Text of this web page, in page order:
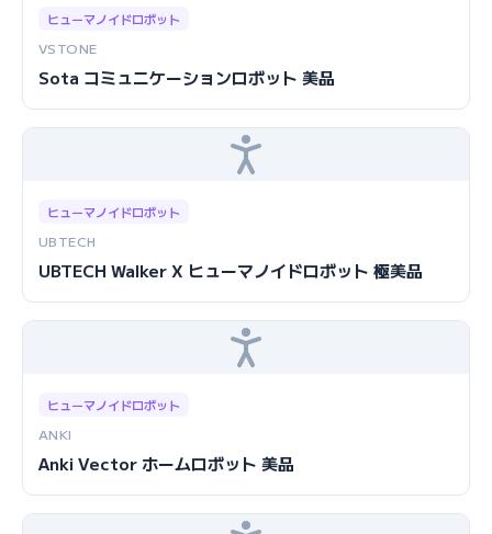
ヒューマノイドロボット
VSTONE
Sota コミュニケーションロボット 美品
ヒューマノイドロボット
UBTECH
UBTECH Walker X ヒューマノイドロボット 極美品
ヒューマノイドロボット
ANKI
Anki Vector ホームロボット 美品